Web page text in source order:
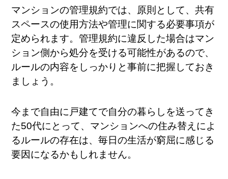
マンションの管理規約では、原則として、共有
スペースの使用方法や管理に関する必要事項が
定められます。管理規約に違反した場合はマン
ション側から処分を受ける可能性があるので、
ルールの内容をしっかりと事前に把握しておき
ましょう。
今まで自由に戸建てで自分の暮らしを送ってき
た50代にとって、マンションへの住み替えによ
るルールの存在は、毎日の生活が窮屈に感じる
要因になるかもしれません。